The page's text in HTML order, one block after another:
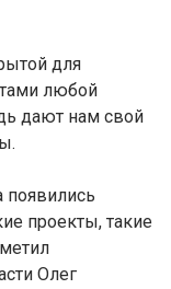
для
любой
дают нам свой
появились
проекты, такие
Олег